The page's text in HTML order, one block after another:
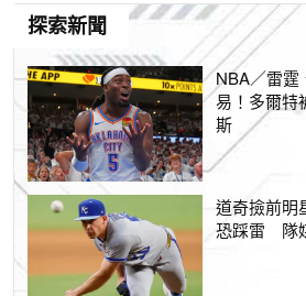
探索新聞
NBA／雷霆
易！多爾
斯
道奇撿前明
恐踩雷 隊